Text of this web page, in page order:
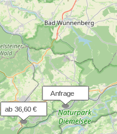
  Anfrage
ab 36,60 €